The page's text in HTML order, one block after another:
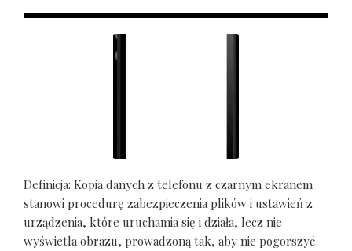
Definicja: Kopia danych z telefonu z czarnym ekranem
stanowi procedurę zabezpieczenia plików i ustawień z
urządzenia, które uruchamia się i działa, lecz nie
wyświetla obrazu, prowadzoną tak, aby nie pogorszyć